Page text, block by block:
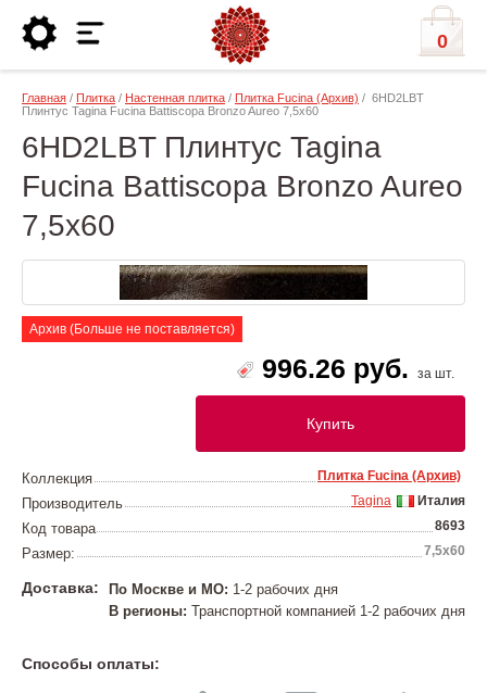
0
Главная / Плитка / Настенная плитка / Плитка Fucina (Архив) / 6HD2LBT
Плинтус Tagina Fucina Battiscopa Bronzo Aureo 7,5x60
6HD2LBT Плинтус Tagina
Fucina Battiscopa Bronzo Aureo
7,5x60
Архив (Больше не поставляется)
996.26 руб. за шт.
Купить
Коллекция Плитка Fucina (Архив)
Производитель Италия
Tagina
Код товара 8693
Размер: 7,5x60
Доставка: По Москве и МО: 1-2 рабочих дня
В регионы: Транспортной компанией 1-2 рабочих дня
Способы оплаты: